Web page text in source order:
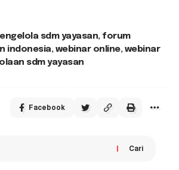
sdm yayasan, forum
indonesia,webinar online,webinar
sdm yayasan
Facebook
Cari